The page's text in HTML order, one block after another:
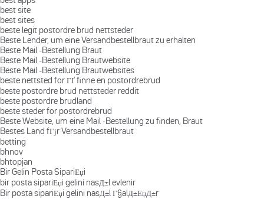
best site
best sites
beste legit postordre brud nettsteder
Beste Lender, um eine Versandbestellbraut zu erhalten
Beste Mail -Bestellung Braut
Beste Mail -Bestellung Brautwebsite
Beste Mail -Bestellung Brautwebsites
beste nettsted for ГҐ finne en postordrebrud
beste postordre brud nettsteder reddit
beste postordre brudland
beste steder for postordrebrud
Beste Website, um eine Mail -Bestellung zu finden, Braut
Bestes Land fГјr Versandbestellbraut
betting
bhnov
bhtopjan
Bir Gelin Posta SipariЕџi
bir posta sipariЕџi gelini nasД±l evlenir
Bir posta sipariЕџi gelini nasД±l Г§alД±ЕџД±r